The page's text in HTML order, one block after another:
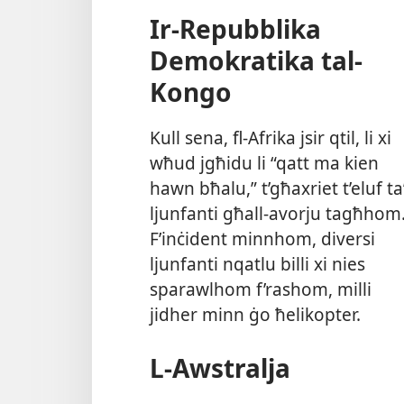
Ir-​Repubblika
Demokratika tal-​
Kongo
Kull sena, fl-​Afrika jsir qtil, li xi
wħud jgħidu li “qatt ma kien
hawn bħalu,” t’għaxriet t’eluf
ljunfanti għall-​avorju
F’inċident minnhom, diversi
ljunfanti nqatlu billi xi nies
sparawlhom f’rashom, milli
jidher minn ġo ħelikopter.
L-​Awstralja